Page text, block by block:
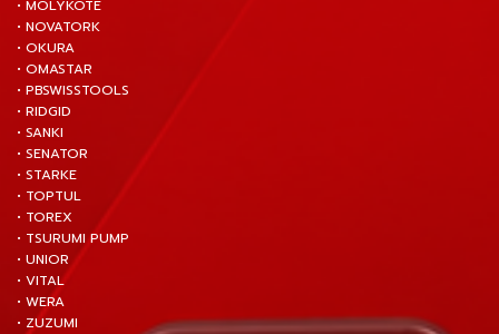
• MOLYKOTE
• NOVATORK
• OKURA
• OMASTAR
• PBSWISSTOOLS
• RIDGID
• SANKI
• SENATOR
• STARKE
• TOPTUL
• TOREX
• TSURUMI PUMP
• UNIOR
• VITAL
• WERA
• ZUZUMI